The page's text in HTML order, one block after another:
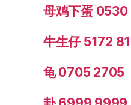
母鸡下蛋
牛生仔 5172
龟 0705 2705